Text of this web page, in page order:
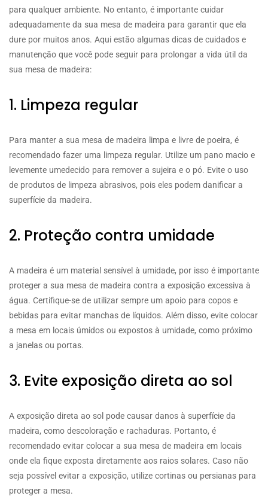
para qualquer ambiente. No entanto, é importante cuidar
adequadamente da sua mesa de madeira para garantir que ela
dure por muitos anos. Aqui estão algumas dicas de cuidados e
manutenção que você pode seguir para prolongar a vida útil da
sua mesa de madeira:
1. Limpeza regular
Para manter a sua mesa de madeira limpa e livre de poeira, é
recomendado fazer uma limpeza regular. Utilize um pano macio e
levemente umedecido para remover a sujeira e o pó. Evite o uso
de produtos de limpeza abrasivos, pois eles podem danificar a
superfície da madeira.
2. Proteção contra umidade
A madeira é um material sensível à umidade, por isso é importante
proteger a sua mesa de madeira contra a exposição excessiva à
água. Certifique-se de utilizar sempre um apoio para copos e
bebidas para evitar manchas de líquidos. Além disso, evite colocar
a mesa em locais úmidos ou expostos à umidade, como próximo
a janelas ou portas.
3. Evite exposição direta ao sol
A exposição direta ao sol pode causar danos à superfície da
madeira, como descoloração e rachaduras. Portanto, é
recomendado evitar colocar a sua mesa de madeira em locais
onde ela fique exposta diretamente aos raios solares. Caso não
seja possível evitar a exposição, utilize cortinas ou persianas para
proteger a mesa.